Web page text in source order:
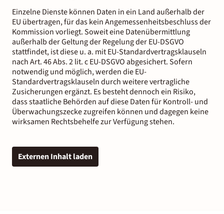
Einzelne Dienste können Daten in ein Land außerhalb der
EU übertragen, für das kein Angemessenheitsbeschluss der
Kommission vorliegt. Soweit eine Datenübermittlung
außerhalb der Geltung der Regelung der EU-DSGVO
stattfindet, ist diese u. a. mit EU-Standardvertragsklauseln
nach Art. 46 Abs. 2 lit. c EU-DSGVO abgesichert. Sofern
notwendig und möglich, werden die EU-
Standardvertragsklauseln durch weitere vertragliche
Zusicherungen ergänzt. Es besteht dennoch ein Risiko,
dass staatliche Behörden auf diese Daten für Kontroll- und
Überwachungszecke zugreifen können und dagegen keine
wirksamen Rechtsbehelfe zur Verfügung stehen.
Externen Inhalt laden